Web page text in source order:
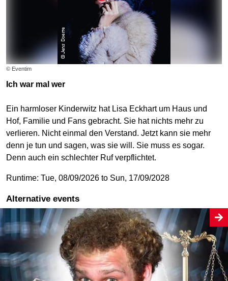
© Eventim
Ich war mal wer
Ein harmloser Kinderwitz hat Lisa Eckhart um Haus und
Hof, Familie und Fans gebracht. Sie hat nichts mehr zu
verlieren. Nicht einmal den Verstand. Jetzt kann sie mehr
denn je tun und sagen, was sie will. Sie muss es sogar.
Denn auch ein schlechter Ruf verpflichtet.
Runtime: Tue, 08/09/2026 to Sun, 17/09/2028
Alternative events